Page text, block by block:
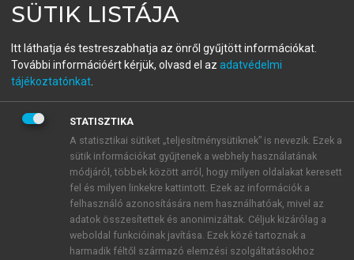
fiókoddal,vagy hozz létre új fiókot.
A regisztráció után apróbaidőszakautomatikusan
BELÉPÉS SAJÁT FIÓKKAL
ÚJ FIÓK LÉTREHOZÁSA
1 óra díjmentes hozzáférés
E-MAIL-CÍM
SÜTIK LISTÁJA
Itt láthatja és testreszabhatja az önről gyűjtött információkat.
További információért kérjük, olvasd el az adatvédelmi
tájékoztatónkat
STATISZTIKA
A statisztikai sütiket „teljesítménysütiknek” is nevezik. Ezek a
sütik információkat gyűjtenek a webhely használatának
módjáról, többek között arról, hogy milyen oldalakat keresett
fel és milyen linkekre kattintott. Ezek az információk a
felhasználó azonosítására nem használhatóak, mivel az
adatok összesítettek és anonimizáltak. Céljuk kizárólag a
weboldal funkcióinak javítása. Ezek közé tartoznak a
harmadik féltől származó elemzési szolgáltatásokhoz